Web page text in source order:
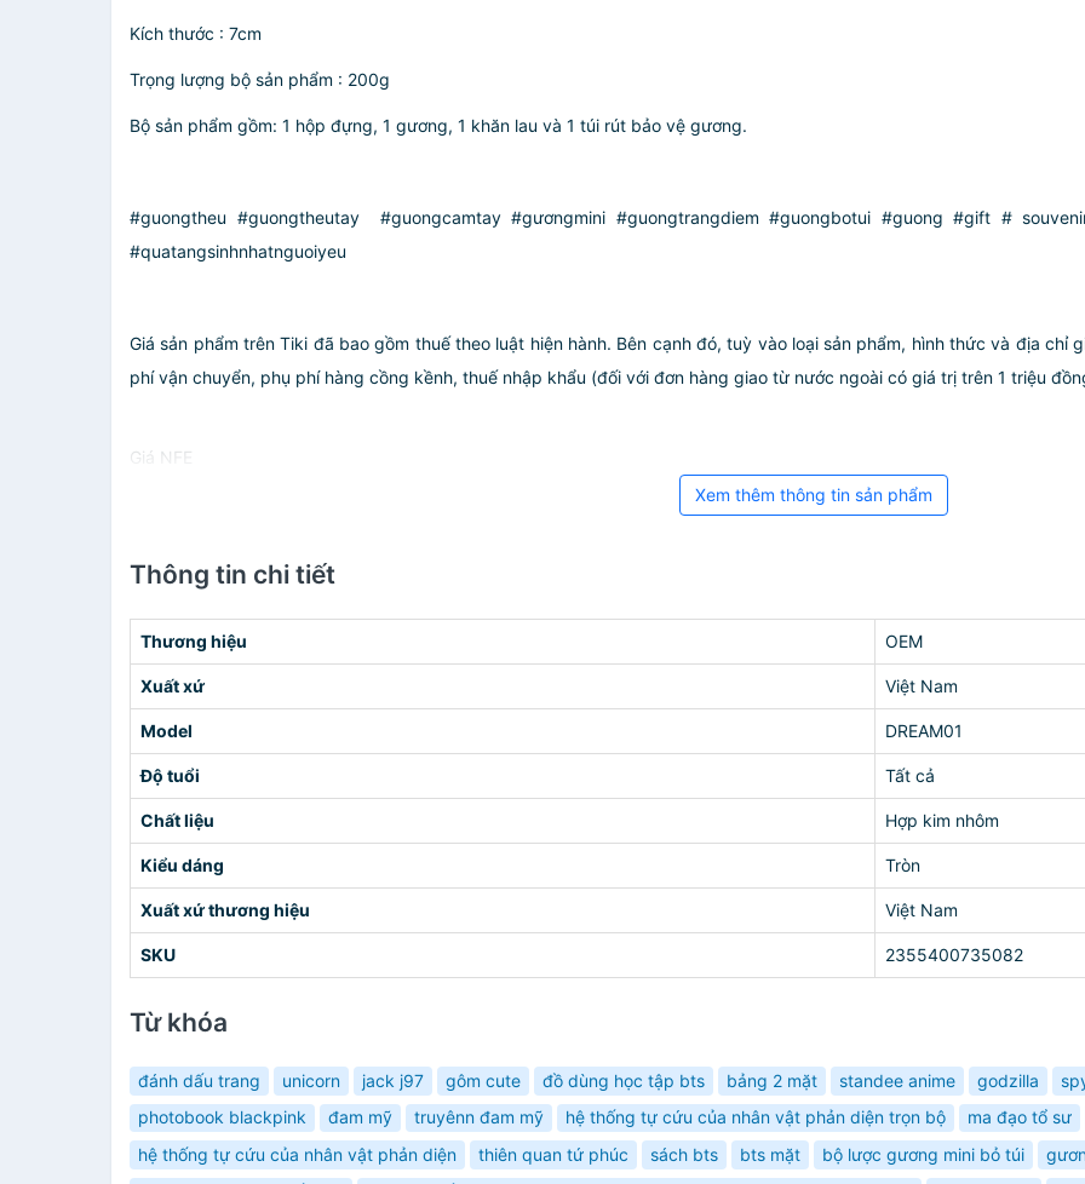
Kích thước : 7cm
Trọng lượng bộ sản phẩm : 200g
Bộ sản phẩm gồm: 1 hộp đựng, 1 gương, 1 khăn lau và 1 túi rút bảo vệ gương.
#guongtheu #guongtheutay #guongcamtay #gươngmini #guongtrangdiem #guongbotui #guong #gift #
#quatangsinhnhatnguoiyeu
Giá sản phẩm trên Tiki đã bao gồm thuế theo luật hiện hành. Bên cạnh đó, tuỳ vào loại sản phẩm, hình thức và địa chỉ
phí vận chuyển, phụ phí hàng cồng kềnh, thuế nhập khẩu (đối với đơn hàng giao từ nước ngoài có giá trị trên 1 triệu
Giá NFE
Xem thêm thông tin sản phẩm
Thông tin chi tiết
Thương hiệu OEM
Xuất xứ Việt Nam
Model DREAM01
Độ tuổi Tất cả
Chất liệu Hợp kim nhôm
Kiểu dáng Tròn
Xuất xứ thương hiệu Việt Nam
SKU 2355400735082
Từ khóa
đánh dấu trang unicorn jack j97 gôm cute đồ dùng học tập bts bảng 2 mặt standee anime godzilla
photobook blackpink
đam mỹ truyênn đam mỹ hệ thống tự cứu của nhân vật phản diện trọn bộ ma đạo tổ sư
hệ thống tự cứu của nhân vật phản diện
thiên quan tứ phúc sách bts bts mặt bộ lược gương mini bỏ túi